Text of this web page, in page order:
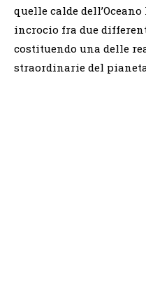
quelle calde
incrocio fra due
costituendo una delle
straordinarie del